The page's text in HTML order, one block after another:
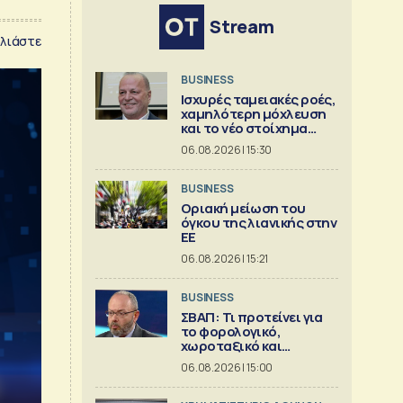
Stream
BUSINESS
Ισχυρές ταμειακές ροές,
χαμηλότερη μόχλευση
και το νέο στοίχημα
ανάπτυξης της Metlen
06.08.2026 | 15:30
BUSINESS
Οριακή μείωση του
όγκου της λιανικής στην
ΕΕ
06.08.2026 | 15:21
BUSINESS
ΣΒΑΠ: Τι προτείνει για
το φορολογικό,
χωροταξικό και
εργασιακό πλαίσιο της
Μεταποίησης
06.08.2026 | 15:00